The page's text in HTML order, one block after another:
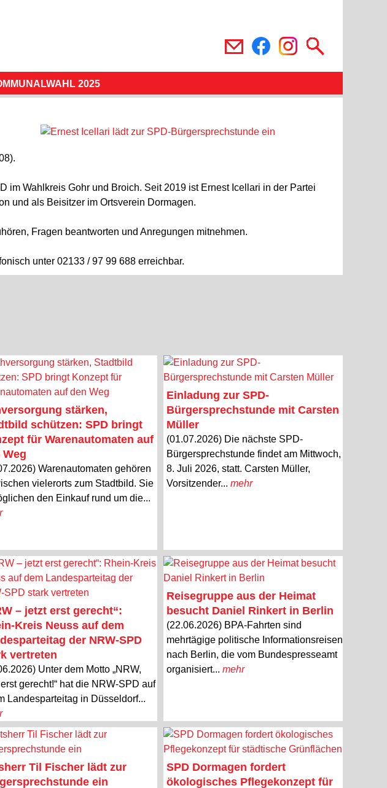
2025
Wahlkreis Gohr und Broich. Seit 2019 ist Ernest Icellari in der Partei
und als Beisitzer im Ortsverein Dormagen.
Fragen beantworten und Anregungen mitnehmen.
unter 02133 / 97 99 688 erreichbar.
stärken,
schützen: SPD bringt
für Warenautomaten auf
Weg
Warenautomaten gehören
vielerorts zum Stadtbild. Sie
den Einkauf rund um die...
Einladung zur SPD-
Bürgersprechstunde mit Carsten
Müller
(01.07.2026) Die nächste SPD-
Bürgersprechstunde findet am Mittwoch,
8. Juli 2026, statt. Carsten Müller,
Vorsitzender... mehr
– jetzt erst gerecht“:
Kreis Neuss auf dem
der NRW-SPD
vertreten
Unter dem Motto „NRW,
gerecht!“ hat die NRW-SPD auf
Landesparteitag in Düsseldorf...
Reisegruppe aus der Heimat
besucht Daniel Rinkert in Berlin
(22.06.2026) BPA-Fahrten sind
mehrtägige politische Informationsreisen
nach Berlin, die vom Bundespresseamt
organisiert... mehr
Til Fischer lädt zur
ein
SPD Dormagen fordert
ökologisches Pflegekonzept für